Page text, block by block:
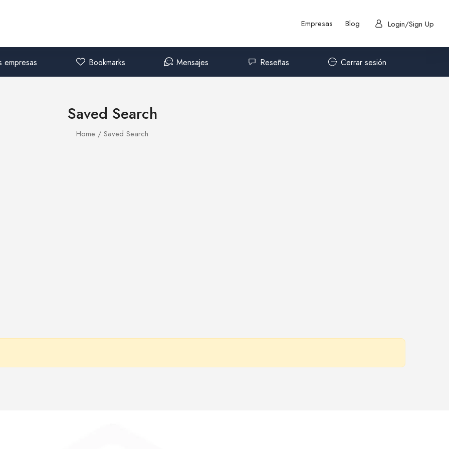
Empresas Blog Login/Sign Up
Saved Search
Home Saved Search
empresas Bookmarks Mensajes Reseñas Cerrar sesión